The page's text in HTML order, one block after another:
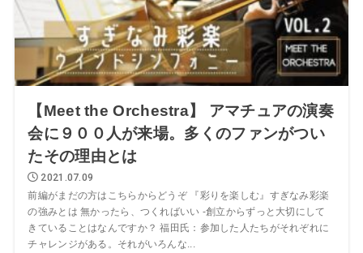
【Meet the Orchestra】 アマチュアの演奏
会に９００人が来場。多くのファンがつい
たその理由とは
2021.07.09
前編がまだの方はこちらからどうぞ 『彩りを楽しむ』すぎなみ彩楽
の強みとは 無かったら、つくればいい -創立からずっと大切にして
きていることはなんですか？ 福田氏：参加した人たちがそれぞれに
チャレンジがある。それがいろんな...